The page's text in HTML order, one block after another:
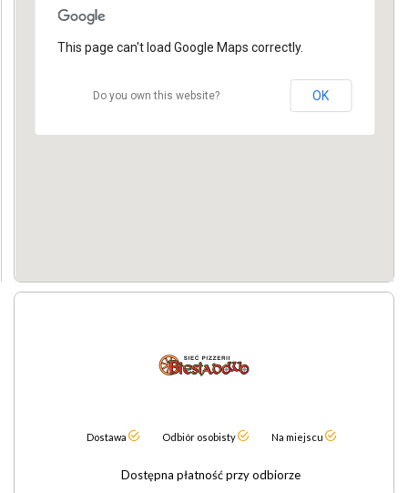
This page can't load Google Maps correctly.
Do you own this website? OK
Dostawa Odbiór osobisty Na miejscu
Dostępna płatność przy odbiorze